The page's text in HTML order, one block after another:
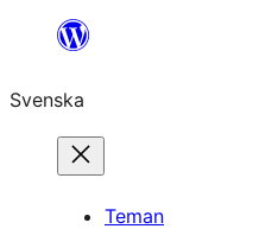
Hoppa
innehåll
Svenska
Teman